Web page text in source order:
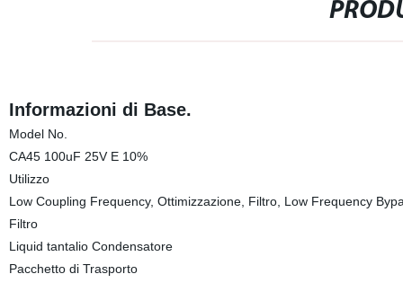
Informazioni di Base.
Model No.
CA45 100uF 25V E 10%
Utilizzo
Low Coupling Frequency, Ottimizzazione, Filtro, Low Frequency
Filtro
Liquid tantalio Condensatore
Pacchetto di Trasporto